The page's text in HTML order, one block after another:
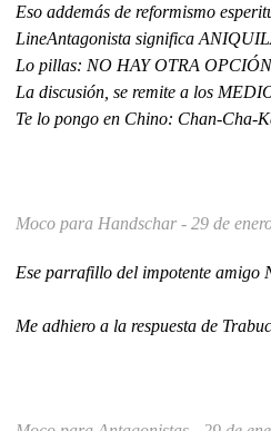
Eso addemás de reformismo
LineAntagonista significa
Lo pillas: NO HAY OTRA
La discusión, se remite a los
Te lo pongo en Chino: Chan-Cha-
Moco para Handschar - 29 de
Ese parrafillo del impotente amigo
Me adhiero a la respuesta de